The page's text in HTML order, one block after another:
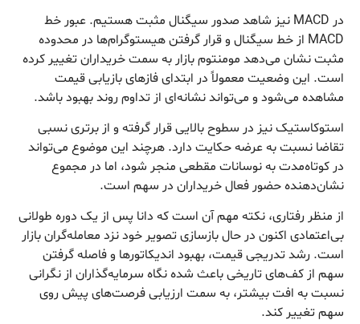
در MACD نیز شاهد صدور سیگنال مثبت هستیم. عبور خط
MACD از خط سیگنال و قرار گرفتن هیستوگرام‌ها در محدوده
مثبت نشان می‌دهد مومنتوم بازار به سمت خریداران تغییر کرده
است. این وضعیت معمولاً در ابتدای فازهای بازیابی قیمت
مشاهده می‌شود و می‌تواند نشانه‌ای از تداوم روند بهبود باشد.
استوکاستیک نیز در سطوح بالایی قرار گرفته و از برتری نسبی
تقاضا نسبت به عرضه حکایت دارد. هرچند این موضوع می‌تواند
در کوتاه‌مدت به نوسانات مقطعی منجر شود، اما در مجموع
نشان‌دهنده حضور فعال خریداران در سهم است.
از منظر رفتاری، نکته مهم آن است که دانا پس از یک دوره طولانی
بی‌اعتمادی اکنون در حال بازسازی تصویر خود نزد معامله‌گران بازار
است. رشد تدریجی قیمت، بهبود اندیکاتورها و فاصله گرفتن
سهم از کف‌های تاریخی باعث شده نگاه سرمایه‌گذاران از نگرانی
نسبت به افت بیشتر، به سمت ارزیابی فرصت‌های پیش روی
سهم تغییر کند.